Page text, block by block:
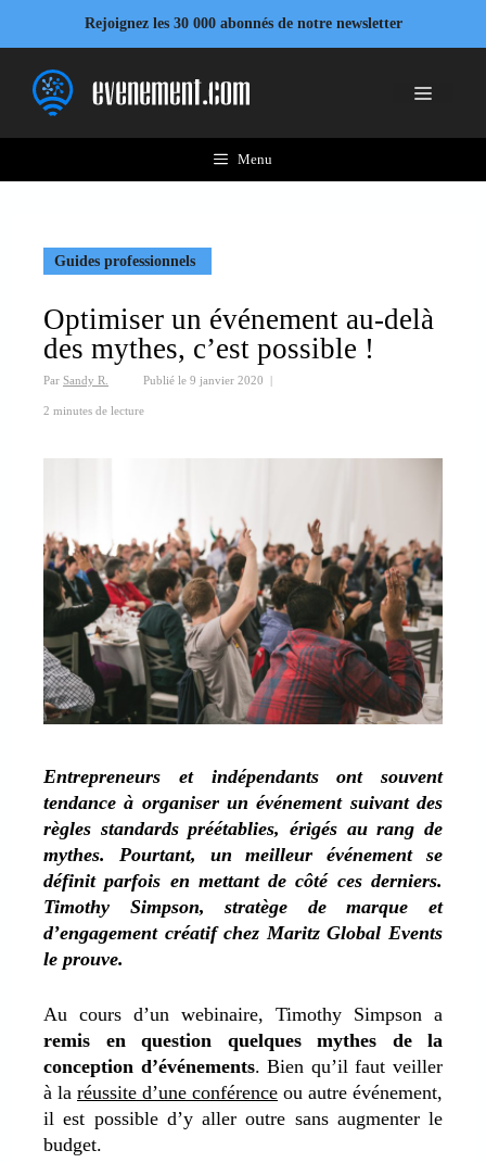
contenu
Rejoignez les 30 000 abonnés de notre newsletter
Menu
Menu
Guides professionnels
Optimiser un événement au-delà
des mythes, c’est possible !
Par Sandy R. Publié le 9 janvier 2020 |
2 minutes de lecture
Entrepreneurs et indépendants ont souvent
tendance à organiser un événement suivant des
règles standards préétablies, érigés au rang de
mythes. Pourtant, un meilleur événement se
définit parfois en mettant de côté ces derniers.
Timothy Simpson, stratège de marque et
d’engagement créatif chez Maritz Global Events
le prouve.
Au cours d’un webinaire, Timothy Simpson a
remis en question quelques mythes de la
conception d’événements. Bien qu’il faut veiller
à la réussite d’une conférence ou autre événement,
il est possible d’y aller outre sans augmenter le
budget.